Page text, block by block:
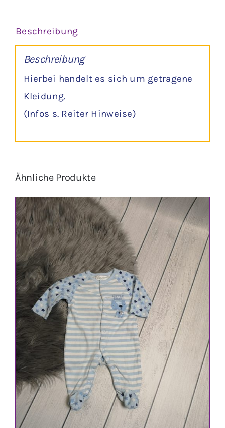
Beschreibung
Beschreibung
Hierbei handelt es sich um getragene
Kleidung.
(Infos s. Reiter Hinweise)
Ähnliche Produkte